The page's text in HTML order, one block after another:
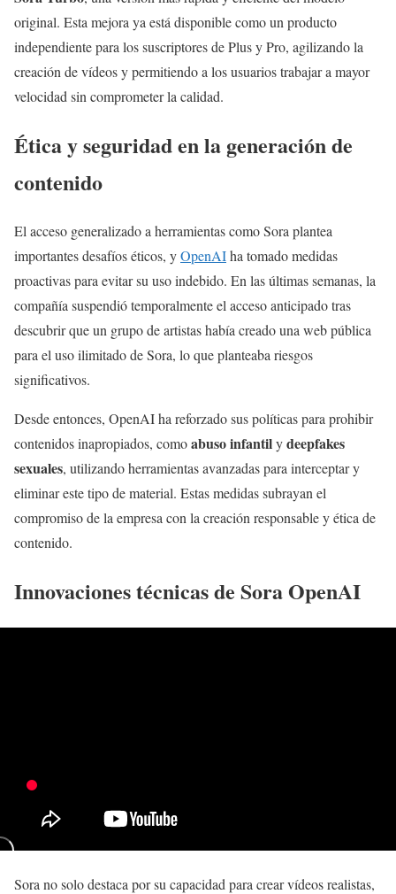
original. Esta mejora ya está disponible como un producto
independiente para los suscriptores de Plus y Pro, agilizando la
creación de vídeos y permitiendo a los usuarios trabajar a mayor
velocidad sin comprometer la calidad.
Ética y seguridad en la generación de
contenido
El acceso generalizado a herramientas como Sora plantea
importantes desafíos éticos, yOpenAIha tomado medidas
proactivas para evitar su uso indebido. En las últimas semanas, la
compañía suspendió temporalmente el acceso anticipado tras
descubrir que un grupo de artistas había creado una web pública
para el uso ilimitado de Sora, lo que planteaba riesgos
significativos.
Desde entonces, OpenAI ha reforzado sus políticas para prohibir
contenidos inapropiados, comoabuso infantilydeepfakes
sexuales, utilizando herramientas avanzadas para interceptar y
eliminar este tipo de material. Estas medidas subrayan el
compromiso de la empresa con la creación responsable y ética de
contenido.
Innovaciones técnicas de Sora OpenAI
Sora no solo destaca por su capacidad para crear vídeos realistas,